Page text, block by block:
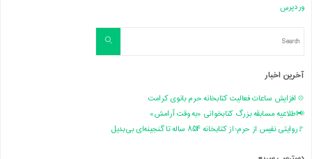
وردپرس
Search
آخرین اخبار
💠 افزایش ساعات فعالیت کتابخانه حرم بانوی کرامت
📢اطلاعیه مسابقه بزرگ کتابخوانی «به وقت آرامش»
🚩روایتی نفیس از حرم؛ از کتابخانه ۸۵۴ ساله تا گنجینه‌ای بی‌بدیل